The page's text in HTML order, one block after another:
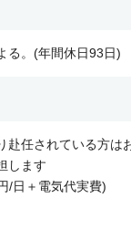
る。(年間休日93日)
赴任されている方は
します
/日＋電気代実費)